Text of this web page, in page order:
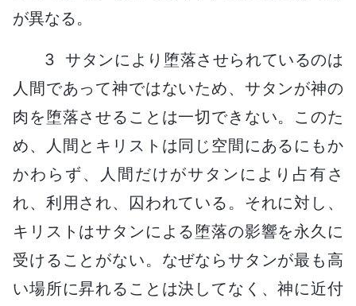
が異なる。
3 サタンにより堕落させられているのは
人間であって神ではないため、サタンが神の
肉を堕落させることは一切できない。このた
め、人間とキリストは同じ空間にあるにもか
かわらず、人間だけがサタンにより占有さ
れ、利用され、囚われている。それに対し、
キリストはサタンによる堕落の影響を永久に
受けることがない。なぜならサタンが最も高
い場所に昇れることは決してなく、神に近付